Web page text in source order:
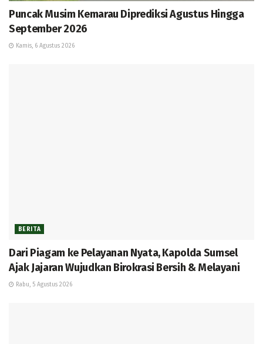
Puncak Musim Kemarau Diprediksi Agustus Hingga
September 2026
Kamis, 6 Agustus 2026
BERITA
Dari Piagam ke Pelayanan Nyata, Kapolda Sumsel
Ajak Jajaran Wujudkan Birokrasi Bersih & Melayani
Rabu, 5 Agustus 2026